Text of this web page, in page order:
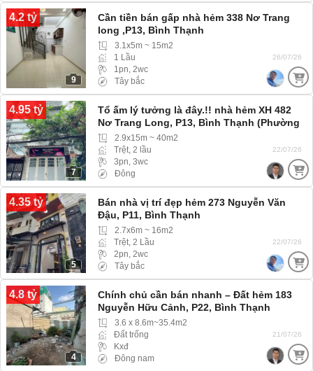
4.2 tỷ
9
Cần tiền bán gấp nhà hẻm 338 Nơ Trang
long ,P13, Bình Thạnh
3.1x5m ~ 15m2
1 Lầu
1pn, 2wc
Tây bắc
26/07/26
4.95 tỷ
7
Tổ ấm lý tưởng là đây.!! nhà hẻm XH 482
Nơ Trang Long, P13, Bình Thạnh (Phường
Bình Lợi Trung) hẻm rộng xe hơi 4 chỗ vào
tới nhà
2.9x15m ~ 40m2
Trệt, 2 lầu
3pn, 3wc
Đông
22/07/26
4.35 tỷ
5
Bán nhà vị trí đẹp hẻm 273 Nguyễn Văn
Đậu, P11, Bình Thạnh
2.7x6m ~ 16m2
Trệt, 2 Lầu
2pn, 2wc
Tây bắc
22/07/26
4.8 tỷ
4
Chính chủ cần bán nhanh – Đất hẻm 183
Nguyễn Hữu Cảnh, P22, Bình Thạnh
3.6 x 8.6m~35.4m2
Đất trống
Kxđ
Đông nam
21/07/26